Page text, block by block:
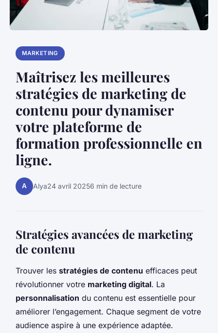
MARKETING
Maîtrisez les meilleures
stratégies de marketing de
contenu pour dynamiser
votre plateforme de
formation professionnelle en
ligne.
A Alya24 avril 20256 min de lecture
Stratégies avancées de marketing
de contenu
Trouver les stratégies de contenu efficaces peut
révolutionner votre marketing digital. La
personnalisation du contenu est essentielle pour
améliorer l’engagement. Chaque segment de votre
audience aspire à une expérience adaptée.